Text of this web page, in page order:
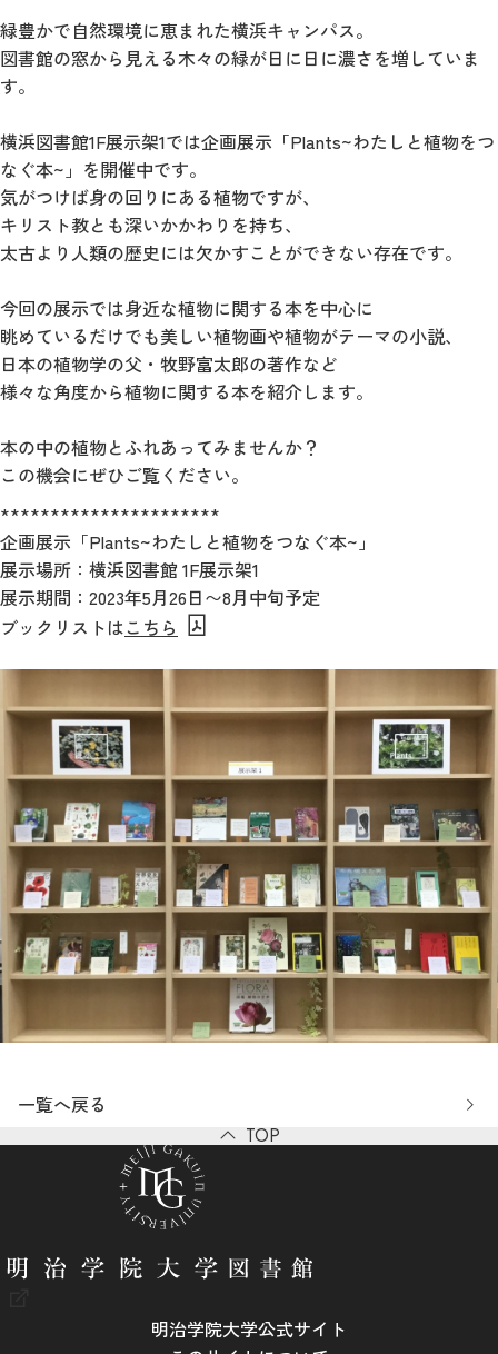
緑豊かで自然環境に恵まれた横浜キャンパス。
図書館の窓から見える木々の緑が日に日に濃さを増していま
す。
横浜図書館1F展示架1では企画展示「Plants~わたしと植物をつ
なぐ本~」を開催中です。
気がつけば身の回りにある植物ですが、
キリスト教とも深いかかわりを持ち、
太古より人類の歴史には欠かすことができない存在です。
今回の展示では身近な植物に関する本を中心に
眺めているだけでも美しい植物画や植物がテーマの小説、
日本の植物学の父・牧野富太郎の著作など
様々な角度から植物に関する本を紹介します。
本の中の植物とふれあってみませんか？
この機会にぜひご覧ください。
**********************
企画展示「Plants~わたしと植物をつなぐ本~」
展示場所：横浜図書館 1F展示架1
展示期間：2023年5月26日〜8月中旬予定
ブックリストはこちら
一覧へ戻る
TOP
明治学院大学公式サイト